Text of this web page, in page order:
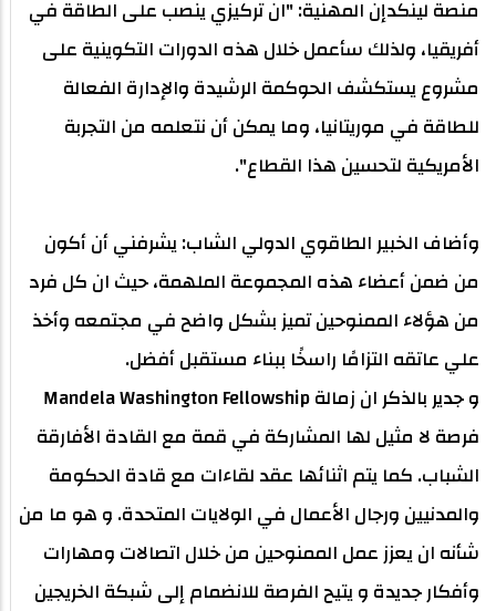
منصة لينكدإن المهنية: "ان تركيزي ينصب على الطاقة في
أفريقيا، ولذلك سأعمل خلال هذه الدورات التكوينية على
مشروع يستكشف الحوكمة الرشيدة والإدارة الفعالة
للطاقة في موريتانيا، وما يمكن أن نتعلمه من التجربة
الأمريكية لتحسين هذا القطاع".
وأضاف الخبير الطاقوي الدولي الشاب: يشرفني أن أكون
من ضمن أعضاء هذه المجموعة الملهمة، حيث ان كل فرد
من هؤلاء الممنوحين تميز بشكل واضح في مجتمعه وأخذ
علي عاتقه التزامًا راسخًا ببناء مستقبل أفضل.
و جدير بالذكر ان زمالة Mandela Washington Fellowship
فرصة لا مثيل لها المشاركة في قمة مع القادة الأفارقة
الشباب. كما يتم اثنائها عقد لقاءات مع قادة الحكومة
والمدنيين ورجال الأعمال في الولايات المتحدة. و هو ما من
شأنه ان يعزز عمل الممنوحين من خلال اتصالات ومهارات
وأفكار جديدة و يتيح الفرصة للانضمام إلى شبكة الخريجين